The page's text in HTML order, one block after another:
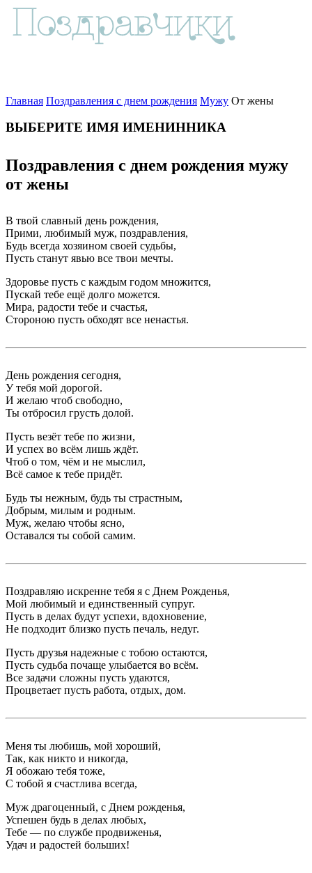
Главная Поздравления с днем рождения Мужу От жены
ВЫБЕРИТЕ ИМЯ ИМЕНИННИКА
Поздравления с днем рождения мужу
от жены
В твой славный день рождения,
Прими, любимый муж, поздравления,
Будь всегда хозяином своей судьбы,
Пусть станут явью все твои мечты.
Здоровье пусть с каждым годом множится,
Пускай тебе ещё долго можется.
Мира, радости тебе и счастья,
Стороною пусть обходят все ненастья.
День рождения сегодня,
У тебя мой дорогой.
И желаю чтоб свободно,
Ты отбросил грусть долой.
Пусть везёт тебе по жизни,
И успех во всём лишь ждёт.
Чтоб о том, чём и не мыслил,
Всё самое к тебе придёт.
Будь ты нежным, будь ты страстным,
Добрым, милым и родным.
Муж, желаю чтобы ясно,
Оставался ты собой самим.
Поздравляю искренне тебя я с Днем Рожденья,
Мой любимый и единственный супруг.
Пусть в делах будут успехи, вдохновение,
Не подходит близко пусть печаль, недуг.
Пусть друзья надежные с тобою остаются,
Пусть судьба почаще улыбается во всём.
Все задачи сложны пусть удаются,
Процветает пусть работа, отдых, дом.
Меня ты любишь, мой хороший,
Так, как никто и никогда,
Я обожаю тебя тоже,
С тобой я счастлива всегда,
Муж драгоценный, с Днем рожденья,
Успешен будь в делах любых,
Тебе — по службе продвиженья,
Удач и радостей больших!